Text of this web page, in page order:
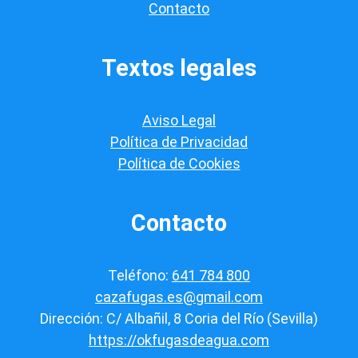
Contacto
Textos legales
Aviso Legal
Política de Privacidad
Política de Cookies
Contacto
Teléfono: 641 784 800
cazafugas.es@gmail.com
Dirección: C/ Albañil, 8 Coria del Río (Sevilla)
https://okfugasdeagua.com